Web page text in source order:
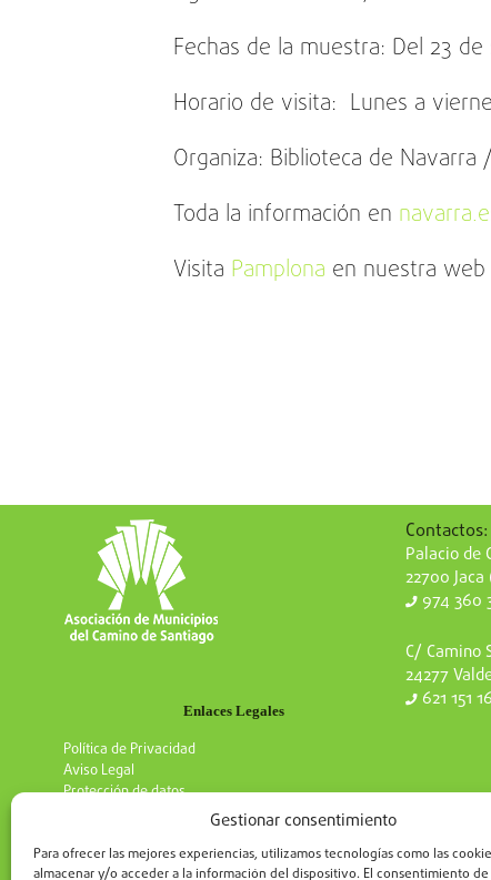
Gestionar consentimiento
Para ofrecer las mejores experiencias, utilizamos tecnologías como las
almacenar y/o acceder a la información del dispositivo. El consentimiento de
Fechas de la muestra: Del 23
Horario de visita: Lunes a
Organiza: Biblioteca de
Toda la información en
Visita Pamplona en nuestra web
Enlaces Legales
Política de Privacidad
Aviso Legal
Protección de datos
Contactos:
Palacio de
22700
974 360
C/ Camino
24277
621 151